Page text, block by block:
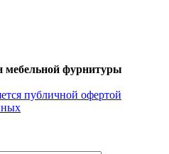
мебельной фурнитуры
публичной офертой